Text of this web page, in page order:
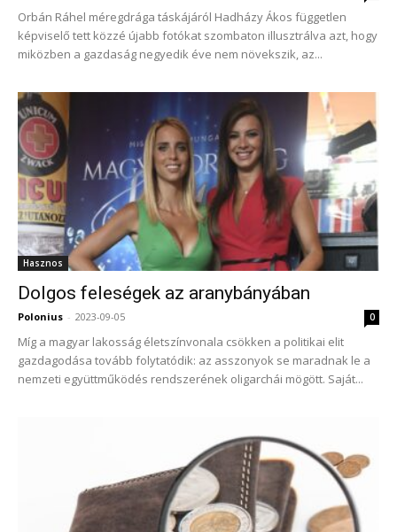
Orbán Ráhel méregdrága táskájáról Hadházy Ákos független
képviselő tett közzé újabb fotókat szombaton illusztrálva azt, hogy
miközben a gazdaság negyedik éve nem növekszik, az...
Hasznos
Dolgos feleségek az aranybányában
Polonius - 2023-09-05 0
Míg a magyar lakosság életszínvonala csökken a politikai elit
gazdagodása tovább folytatódik: az asszonyok se maradnak le a
nemzeti együttműködés rendszerének oligarchái mögött. Saját...